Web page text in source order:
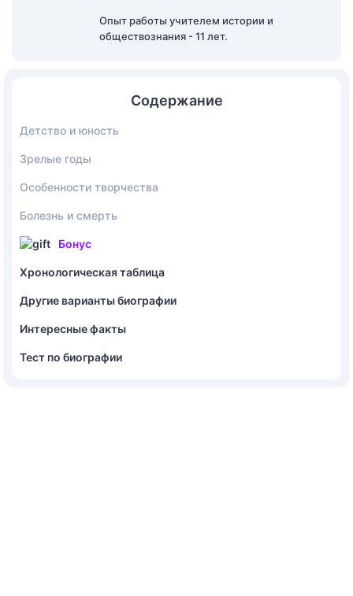
Опыт работы учителем истории и
обществознания - 11 лет.
Содержание
Детство и юность
Зрелые годы
Особенности творчества
Болезнь и смерть
Бонус
Хронологическая таблица
Другие варианты биографии
Интересные факты
Тест по биографии